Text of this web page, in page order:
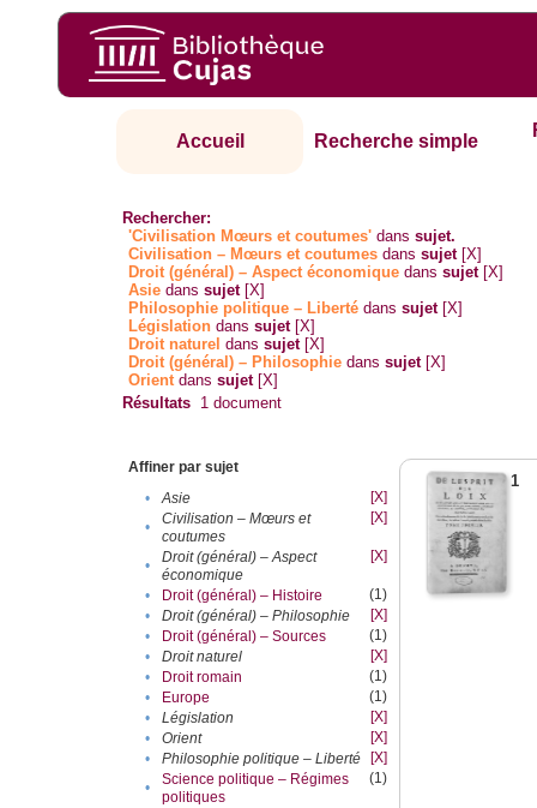
Accueil Recherche simple
Rechercher:
'Civilisation Mœurs et coutumes' danssujet.
Civilisation – Mœurs et coutumes danssujet [X]
Droit (général) – Aspect économique danssujet [X]
Asie danssujet [X]
Philosophie politique – Liberté danssujet [X]
Législation danssujet [X]
Droit naturel danssujet [X]
Droit (général) – Philosophie danssujet [X]
Orientdanssujet [X]
Résultats 1 document
Affiner par sujet
•
Asie
[X]
•
Civilisation – Mœurs et
coutumes
[X]
•
Droit (général) – Aspect
économique
[X]
• Droit (général) – Histoire
(1)
•
Droit (général) – Philosophie
[X]
•
Droit (général) – Sources
(1)
•
Droit naturel
[X]
•
Droit romain
(1)
•
Europe
(1)
•
Législation
[X]
•
Orient
[X]
•
Philosophie politique – Liberté
[X]
•
Science politique – Régimes
politiques
(1)
1